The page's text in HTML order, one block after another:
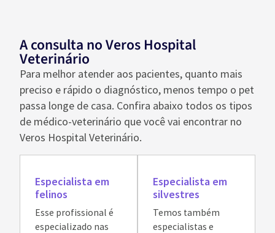
A consulta no Veros Hospital
Veterinário
Para melhor atender aos pacientes, quanto mais
preciso e rápido o diagnóstico, menos tempo o pet
passa longe de casa. Confira abaixo todos os tipos
de médico-veterinário que você vai encontrar no
Veros Hospital Veterinário.
Especialista em
felinos
Esse profissional é
especializado nas
Especialista em
silvestres
Temos também
especialistas e